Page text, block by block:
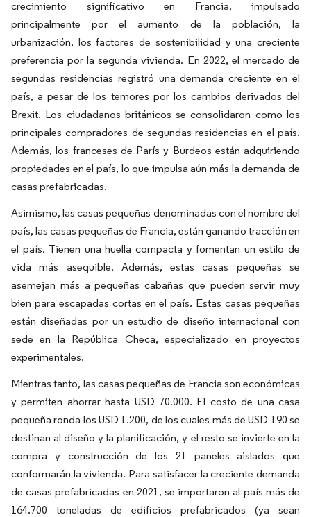
crecimiento significativo en Francia, impulsado
principalmente por el aumento de la población, la
urbanización, los factores de sostenibilidad y una creciente
preferencia por la segunda vivienda. En 2022, el mercado de
segundas residencias registró una demanda creciente en el
país, a pesar de los temores por los cambios derivados del
Brexit. Los ciudadanos británicos se consolidaron como los
principales compradores de segundas residencias en el país.
Además, los franceses de París y Burdeos están adquiriendo
propiedades en el país, lo que impulsa aún más la demanda de
casas prefabricadas.
Asimismo, las casas pequeñas denominadas con el nombre del
país, las casas pequeñas de Francia, están ganando tracción en
el país. Tienen una huella compacta y fomentan un estilo de
vida más asequible. Además, estas casas pequeñas se
asemejan más a pequeñas cabañas que pueden servir muy
bien para escapadas cortas en el país. Estas casas pequeñas
están diseñadas por un estudio de diseño internacional con
sede en la República Checa, especializado en proyectos
experimentales.
Mientras tanto, las casas pequeñas de Francia son económicas
y permiten ahorrar hasta USD 70.000. El costo de una casa
pequeña ronda los USD 1.200, de los cuales más de USD 190 se
destinan al diseño y la planificación, y el resto se invierte en la
compra y construcción de los 21 paneles aislados que
conformarán la vivienda. Para satisfacer la creciente demanda
de casas prefabricadas en 2021, se importaron al país más de
164.700 toneladas de edificios prefabricados (ya sean